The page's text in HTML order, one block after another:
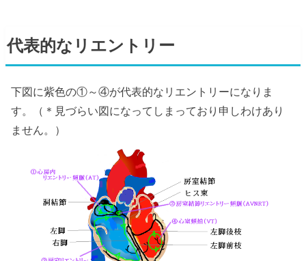
代表的なリエントリー
下図に紫色の①～④が代表的なリエントリーになりま
す。（＊見づらい図になってしまっており申しわけあり
ません。）